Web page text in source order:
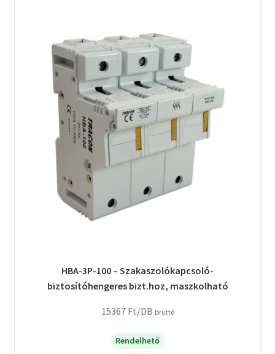
HBA-3P-100 – Szakaszolókapcsoló-
biztosítóhengeres bizt.hoz, maszkolható
15367 Ft/DB Bruttó
Rendelhető